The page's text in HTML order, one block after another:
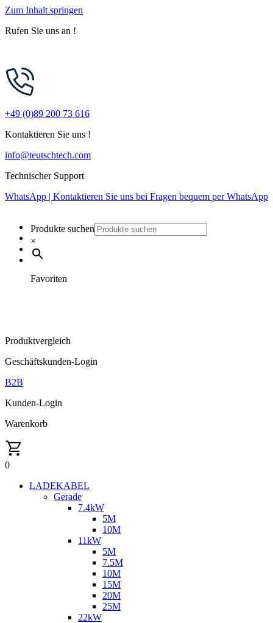
Zum Inhalt springen
Rufen Sie uns an !
+49 (0)89 200 73 616
Kontaktieren Sie uns !
info@teutschtech.com
Technischer Support
WhatsApp | Kontaktieren Sie uns bei Fragen bequem per WhatsApp
Produkte suchen
×
Favoriten
Produktvergleich
Geschäftskunden-Login
B2B
Kunden-Login
Warenkorb
0
LADEKABEL
Gerade
7.4kW
5M
10M
11kW
5M
7.5M
10M
15M
20M
25M
22kW